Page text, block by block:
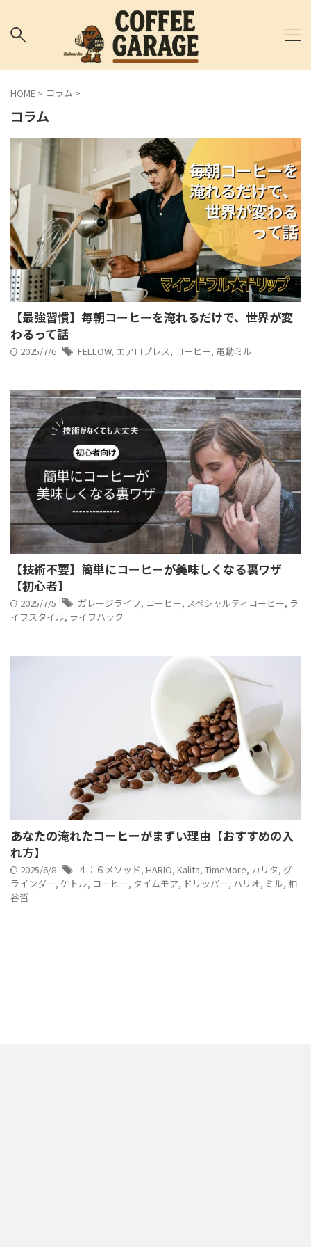
HOME > コラム >
コラム
【最強習慣】毎朝コーヒーを淹れるだけで、世界が変
わるって話
2025/7/6 FELLOW, エアロプレス, コーヒー, 電動ミル
【技術不要】簡単にコーヒーが美味しくなる裏ワザ
【初心者】
2025/7/5 ガレージライフ, コーヒー, スペシャルティコーヒー, ラ
イフスタイル, ライフハック
あなたの淹れたコーヒーがまずい理由【おすすめの入
れ方】
2025/6/8 ４：６メソッド, HARIO, Kalita, TimeMore, カリタ, グ
ラインダー, ケトル, コーヒー, タイムモア, ドリッパー, ハリオ, ミル, 粕
谷哲